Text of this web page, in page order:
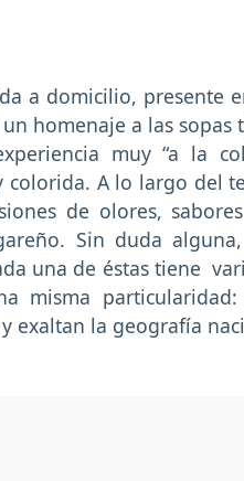
a domicilio, presente
homenaje a las
muy “a la
colorida. A lo largo del
de olores,
Sin duda
una de éstas tiene
misma
exaltan la geografía